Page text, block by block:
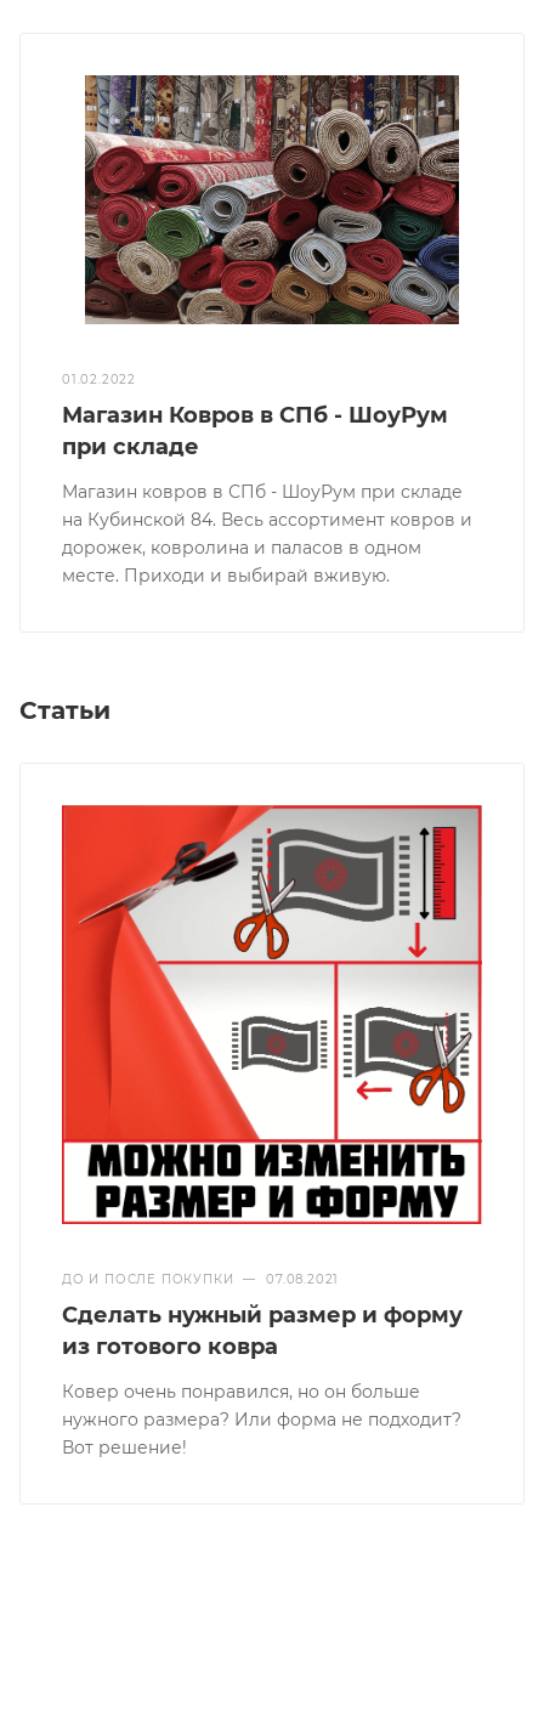
01.02.2022
Магазин Ковров в СПб - ШоуРум
при складе
Магазин ковров в СПб - ШоуРум при складе
на Кубинской 84. Весь ассортимент ковров и
дорожек, ковролина и паласов в одном
месте. Приходи и выбирай вживую.
Статьи
ДО И ПОСЛЕ ПОКУПКИ — 07.08.2021
Сделать нужный размер и форму
из готового ковра
Ковер очень понравился, но он больше
нужного размера? Или форма не подходит?
Вот решение!